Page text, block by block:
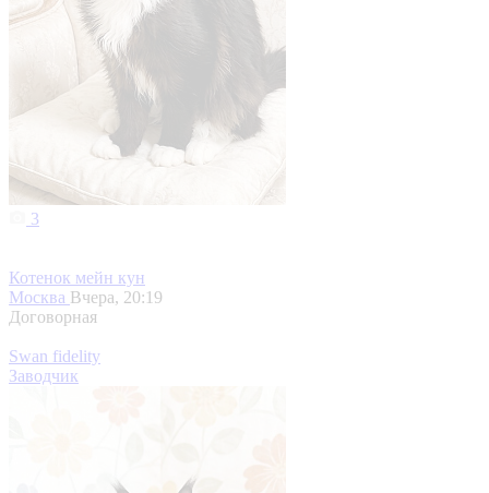
3
Котенок мейн кун
Москва Вчера, 20:19
Договорная
Swan fidelity
Заводчик